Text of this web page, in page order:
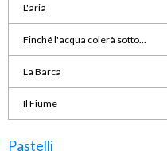
L'aria
Finché l'acqua colerà sotto...
La Barca
Il Fiume
Pastelli